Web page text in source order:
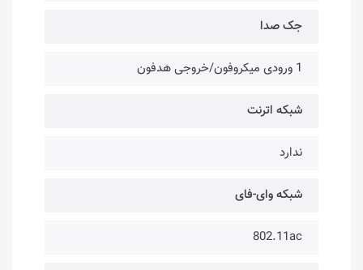
جک صدا
1 ورودی میکروفون/خروجی هدفون
شبکه اترنت
ندارد
شبکه وای-فای
802.11ac